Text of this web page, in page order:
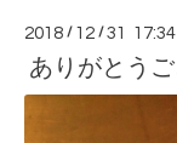
2018 / 12 /31 17:34
ありがとう